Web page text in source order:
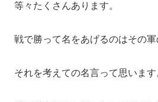
等々たくさんあります。
戦で勝って名をあげるのはその軍
それを考えての名言って思います